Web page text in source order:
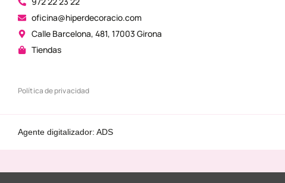
oficina@hiperdecoracio.com
Calle Barcelona, ​​481, 17003 Girona
Tiendas
Política de privacidad
Agente digitalizador: ADS